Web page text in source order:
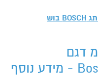
BOSCH בוש
רחב 60 ס"מ דגם